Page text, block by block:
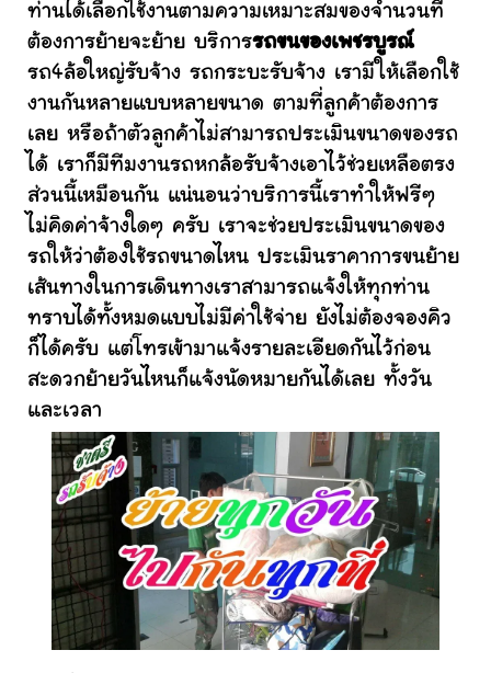
ท่านได้เลือกใช้งานตามความเหมาะสมของจำนวนที่
ต้องการย้ายจะย้าย บริการรถขนของเพชรบูรณ์
รถ4ล้อใหญ่รับจ้าง รถกระบะรับจ้าง เรามีให้เลือกใช้
งานกันหลายแบบหลายขนาด ตามที่ลูกค้าต้องการ
เลย หรือถ้าตัวลูกค้าไม่สามารถประเมินขนาดของรถ
ได้ เราก็มีทีมงานรถหกล้อรับจ้างเอาไว้ช่วยเหลือตรง
ส่วนนี้เหมือนกัน แน่นอนว่าบริการนี้เราทำให้ฟรีๆ
ไม่คิดค่าจ้างใดๆ ครับ เราจะช่วยประเมินขนาดของ
รถให้ว่าต้องใช้รถขนาดไหน ประเมินราคาการขนย้าย
เส้นทางในการเดินทางเราสามารถแจ้งให้ทุกท่าน
ทราบได้ทั้งหมดแบบไม่มีค่าใช้จ่าย ยังไม่ต้องจองคิว
ก็ได้ครับ แต่โทรเข้ามาแจ้งรายละเอียดกันไว้ก่อน
สะดวกย้ายวันไหนก็แจ้งนัดหมายกันได้เลย ทั้งวัน
และเวลา